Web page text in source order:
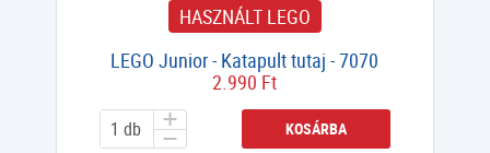
HASZNÁLT LEGO
LEGO Junior - Katapult tutaj - 7070
2.990 Ft
KOSÁRBA